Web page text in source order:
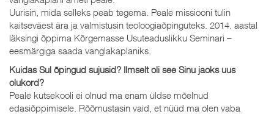
Uurisin, mida selleks peab tegema. Peale missiooni tulin
kaitseväest ära ja valmistusin teoloogiaõpinguteks. 2014. aastal
läksingi õppima Kõrgemasse Usuteaduslikku Seminari –
eesmärgiga saada vanglakaplaniks.
Kuidas Sul õpingud sujusid? Ilmselt oli see Sinu jaoks uus
olukord?
Peale kutsekooli ei olnud ma enam üldse mõelnud
edasiõppimisele. Rõõmustasin vaid, et nüüd ma olen vaba